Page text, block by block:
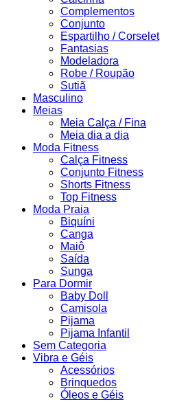
Complementos
Conjunto
Espartilho / Corselet
Fantasias
Modeladora
Robe / Roupão
Sutiã
Masculino
Meias
Meia Calça / Fina
Meia dia a dia
Moda Fitness
Calça Fitness
Conjunto Fitness
Shorts Fitness
Top Fitness
Moda Praia
Biquíni
Canga
Maiô
Saída
Sunga
Para Dormir
Baby Doll
Camisola
Pijama
Pijama Infantil
Sem Categoria
Vibra e Géis
Acessórios
Brinquedos
Óleos e Géis